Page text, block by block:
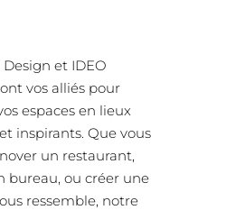
et IDEO
vos alliés pour
espaces en lieux
inspirants. Que vous
un restaurant,
bureau, ou créer une
ressemble, notre